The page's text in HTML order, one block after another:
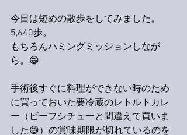
今日は短めの散歩をしてみました。
5,640歩。
もちろんハミングミッションしなが
ら。😁
手術後すぐに料理ができない時のため
に買っておいた要冷蔵のレトルトカレ
ー（ビーフシチューと間違えて買いま
した😅）の賞味期限が切れているのを